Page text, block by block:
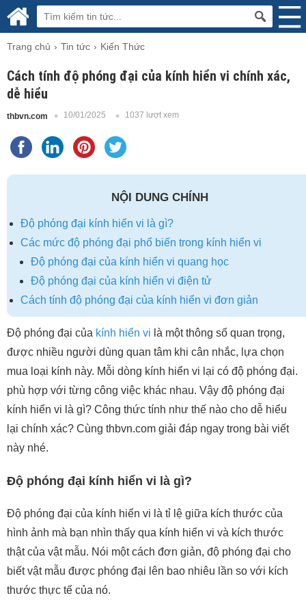
Trang chủ Tin tức Kiến Thức
Cách tính độ phóng đại của kính hiển vi chính xác,
dễ hiểu
thbvn.com 10/01/2025 1037 lượt xem
NỘI DUNG CHÍNH
Độ phóng đại kính hiển vi là gì?
Các mức độ phóng đại phổ biến trong kính hiển vi
Độ phóng đại của kính hiển vi quang học
Độ phóng đại của kính hiển vi điện tử
Cách tính độ phóng đại của kính hiển vi đơn giản
Độ phóng đại của kính hiển vi là một thông số quan trọng,
được nhiều người dùng quan tâm khi cân nhắc, lựa chọn
mua loại kính này. Mỗi dòng kính hiển vi lại có độ phóng đại.
phù hợp với từng công việc khác nhau. Vậy độ phóng đại
kính hiển vi là gì? Công thức tính như thế nào cho dễ hiểu
lại chính xác? Cùng thbvn.com giải đáp ngay trong bài viết
này nhé.
Độ phóng đại kính hiển vi là gì?
Độ phóng đại của kính hiển vi là tỉ lệ giữa kích thước của
hình ảnh mà bạn nhìn thấy qua kính hiển vi và kích thước
thật của vật mẫu. Nói một cách đơn giản, độ phóng đại cho
biết vật mẫu được phóng đại lên bao nhiêu lần so với kích
thước thực tế của nó.